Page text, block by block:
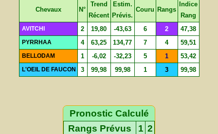
Chevaux N°
Trend
Récent
Estim.
Prévis.
Couru Rangs
Indice
Rang
AVITCHI 2 19,80 -43,63 6 2 47,38
PYRRHAA 4 63,25 134,77 7 4 59,51
BELLODAM 1 -6,02 -32,23 5 1 53,42
L'OEIL DE FAUCON 3 99,98 99,98 1 3 99,98
Pronostic Calculé
Rangs Prévus
1 2